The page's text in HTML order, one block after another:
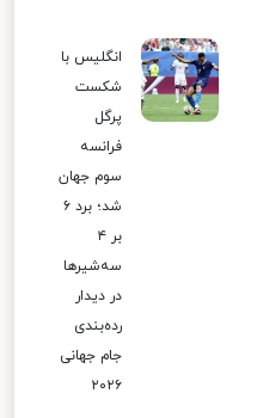
انگلیس با
شکست
پرگل
فرانسه
سوم جهان
شد؛ برد ۶
بر ۴
سه‌شیرها
در دیدار
رده‌بندی
جام جهانی
۲۰۲۶